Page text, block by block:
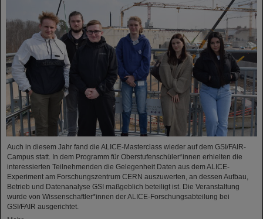
Auch in diesem Jahr fand die ALICE-Masterclass wieder auf dem GSI/FAIR-
Campus statt. In dem Programm für Oberstufenschüler*innen erhielten die
interessierten Teilnehmenden die Gelegenheit Daten aus dem ALICE-
Experiment am Forschungszentrum CERN auszuwerten, an dessen Aufbau,
Betrieb und Datenanalyse GSI maßgeblich beteiligt ist. Die Veranstaltung
wurde von Wissenschaftler*innen der ALICE-Forschungsabteilung bei
GSI/FAIR ausgerichtet.